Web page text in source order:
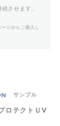
させます。
ジからご購入し
サンプル
ロテクトＵV